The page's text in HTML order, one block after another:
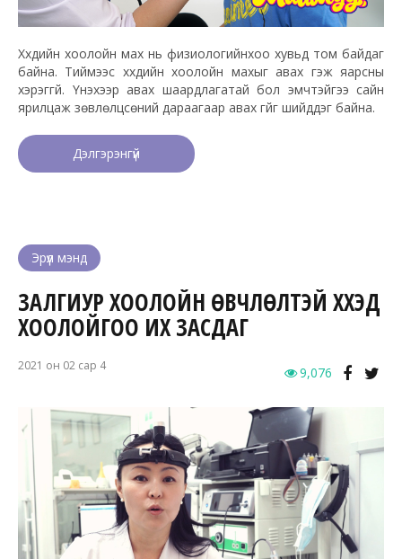
Хүүхдийн хоолойн мах нь физиологийнхоо хувьд том байдаг
байна. Тиймээс хүүхдийн хоолойн махыг авах гэж яарсны
хэрэггүй. Үнэхээр авах шаардлагатай бол эмчтэйгээ сайн
ярилцаж зөвлөлцсөний дараагаар авах үгүйг шийддэг байна.
Дэлгэрэнгүй
Эрүүл мэнд
ЗАЛГИУР ХООЛОЙН ӨВЧЛӨЛТЭЙ ХҮҮХЭД
ХООЛОЙГОО ИХ ЗАСДАГ
2021 он 02 сар 4 9,076